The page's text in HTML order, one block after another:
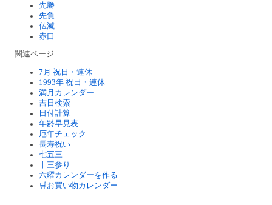
先勝
先負
仏滅
赤口
関連ページ
7月 祝日・連休
1993年 祝日・連休
満月カレンダー
吉日検索
日付計算
年齢早見表
厄年チェック
長寿祝い
七五三
十三参り
六曜カレンダーを作る
🛒お買い物カレンダー